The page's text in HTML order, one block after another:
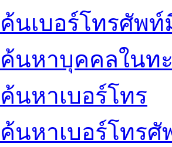
ค้นเบอร์โทรศัพท์
ค้นหาบุคคลในท
ค้นหาเบอร์โทร
ค้นหาเบอร์โทรศั